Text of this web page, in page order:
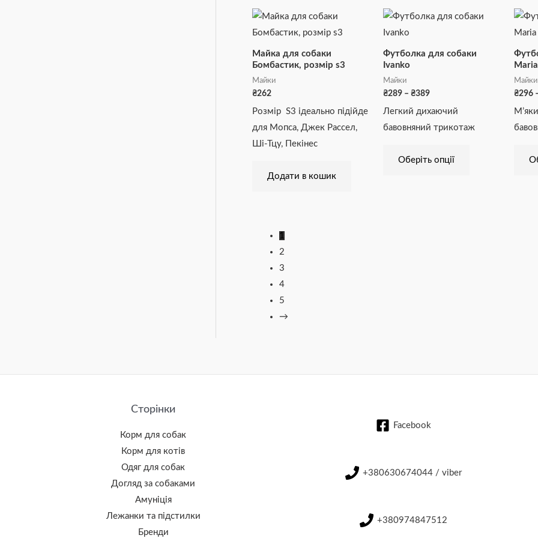
Майка для собаки
Бомбастик, розмір s3
Майки
₴262
Розмір S3 ідеально підійде
для Мопса, Джек Рассел,
Ші-Тцу, Пекінес
Додати в кошик
Футболка для собаки
Ivanko
Майки
₴289 – ₴389
Діапазон
цін:
до
Легкий дихаючий
бавовняний трикотаж
Оберіть опції
Цей
Параметри
вибрати
Maria
Майки
₴296
1
2
3
4
5
→
Сторінки
Корм для собак
Корм для котів
Одяг для собак
Догляд за собаками
Амуніція
Лежанки та підстилки
Бренди
Facebook
+380630674044 / viber
+380974847512